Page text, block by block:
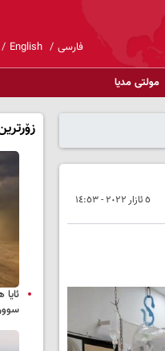
فارسی English
مولتی مدیا
٥ ئازار ٢٠٢٢ - ١٤:٥٣